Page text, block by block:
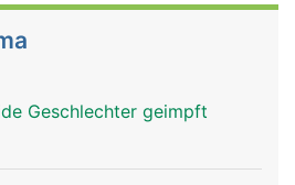
Geschlechter geimpft